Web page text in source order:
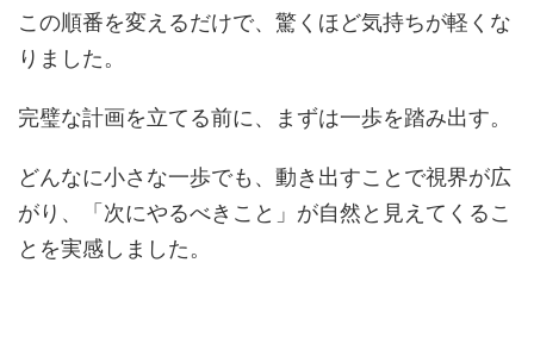
この順番を変えるだけで、驚くほど気持ちが軽くな
りました。
完璧な計画を立てる前に、まずは一歩を踏み出す。
どんなに小さな一歩でも、動き出すことで視界が広
がり、「次にやるべきこと」が自然と見えてくるこ
とを実感しました。